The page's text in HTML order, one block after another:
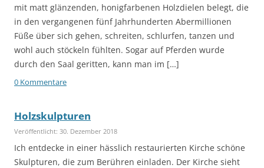
mit matt glänzenden, honigfarbenen Holzdielen belegt, die
in den vergangenen fünf Jahrhunderten Abermillionen
Füße über sich gehen, schreiten, schlurfen, tanzen und
wohl auch stöckeln fühlten. Sogar auf Pferden wurde
durch den Saal geritten, kann man im […]
0 Kommentare
Holzskulpturen
Veröffentlicht: 30. Dezember 2018
Ich entdecke in einer hässlich restaurierten Kirche schöne
Skulpturen, die zum Berühren einladen. Der Kirche sieht